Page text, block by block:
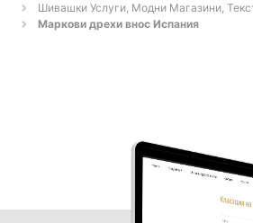
Шивашки Услуги, Модни Магазини,
Маркови дрехи внос Испания